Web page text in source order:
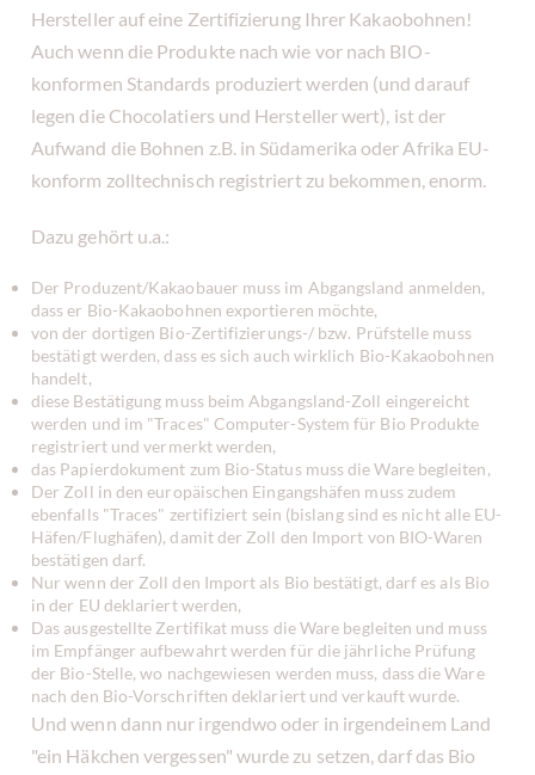
Hersteller auf eine Zertifizierung Ihrer Kakaobohnen!
Auch wenn die Produkte nach wie vor nach BIO-
konformen Standards produziert werden (und darauf
legen die Chocolatiers und Hersteller wert), ist der
Aufwand die Bohnen z.B. in Südamerika oder Afrika EU-
konform zolltechnisch registriert zu bekommen, enorm.
Dazu gehört u.a.:
Der Produzent/Kakaobauer muss im Abgangsland anmelden,
dass er Bio-Kakaobohnen exportieren möchte,
von der dortigen Bio-Zertifizierungs-/ bzw. Prüfstelle muss
bestätigt werden, dass es sich auch wirklich Bio-Kakaobohnen
handelt,
diese Bestätigung muss beim Abgangsland-Zoll eingereicht
werden und im "Traces" Computer-System für Bio Produkte
registriert und vermerkt werden,
das Papierdokument zum Bio-Status muss die Ware begleiten,
Der Zoll in den europäischen Eingangshäfen muss zudem
ebenfalls "Traces" zertifiziert sein (bislang sind es nicht alle EU-
Häfen/Flughäfen), damit der Zoll den Import von BIO-Waren
bestätigen darf.
Nur wenn der Zoll den Import als Bio bestätigt, darf es als Bio
in der EU deklariert werden,
Das ausgestellte Zertifikat muss die Ware begleiten und muss
im Empfänger aufbewahrt werden für die jährliche Prüfung
der Bio-Stelle, wo nachgewiesen werden muss, dass die Ware
nach den Bio-Vorschriften deklariert und verkauft wurde.
Und wenn dann nur irgendwo oder in irgendeinem Land
"ein Häkchen vergessen" wurde zu setzen, darf das Bio